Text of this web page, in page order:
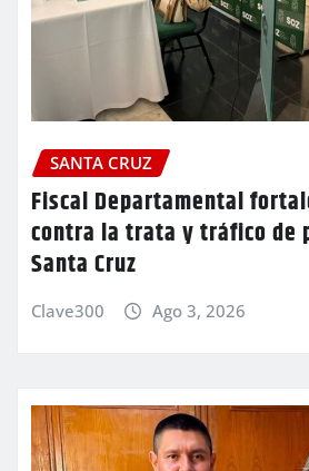
SANTA CRUZ
Fiscal Departamental
contra la trata y tráfico de
Santa Cruz
Clave300 Ago 3, 2026